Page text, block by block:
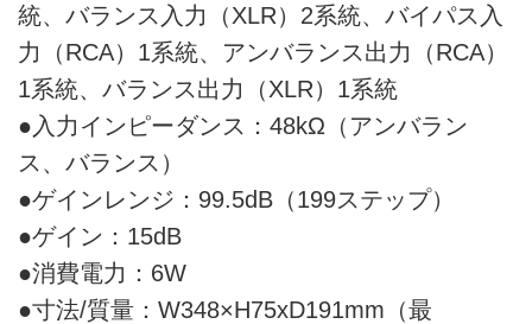
統、バランス入力（XLR）2系統、バイパス入
力（RCA）1系統、アンバランス出力（RCA）
1系統、バランス出力（XLR）1系統
●入力インピーダンス：48kΩ（アンバラン
ス、バランス）
●ゲインレンジ：99.5dB（199ステップ）
●ゲイン：15dB
●消費電力：6W
●寸法/質量：W348×H75xD191mm（最